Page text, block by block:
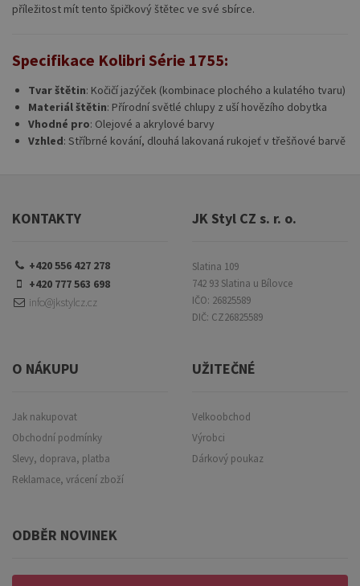
příležitost mít tento špičkový štětec ve své sbírce.
Specifikace Kolibri Série 1755:
Tvar štětin: Kočičí jazýček (kombinace plochého a kulatého tvaru)
Materiál štětin: Přírodní světlé chlupy z uší hovězího dobytka
Vhodné pro: Olejové a akrylové barvy
Vzhled: Stříbrné kování, dlouhá lakovaná rukojeť v třešňové barvě
KONTAKTY
+420 556 427 278
+420 777 563 698
info@jkstylcz.cz
JK Styl CZ s. r. o.
Slatina 109
742 93 Slatina u Bílovce
IČO: 26825589
DIČ: CZ26825589
O NÁKUPU
Jak nakupovat
Obchodní podmínky
Slevy, doprava, platba
Reklamace, vrácení zboží
UŽITEČNÉ
Velkoobchod
Výrobci
Dárkový poukaz
ODBĚR NOVINEK